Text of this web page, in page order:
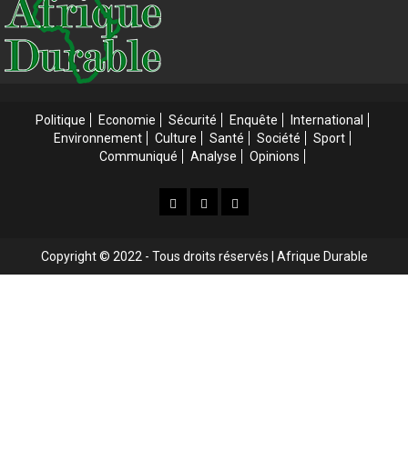
Politique Economie Sécurité Enquête
International
Environnement
Culture Santé Société
Sport
Communiqué
Analyse Opinions
AccueilAccueilWeb
Copyright © 2022 - Tous droits réservés | Afrique Durable